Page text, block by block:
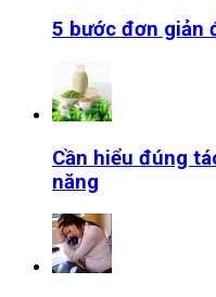
5 bước đơn giản
Cần hiểu đúng
năng